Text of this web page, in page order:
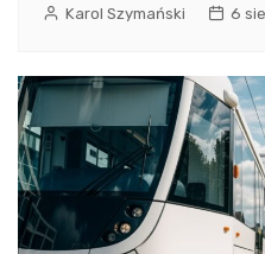
Karol Szymański 6